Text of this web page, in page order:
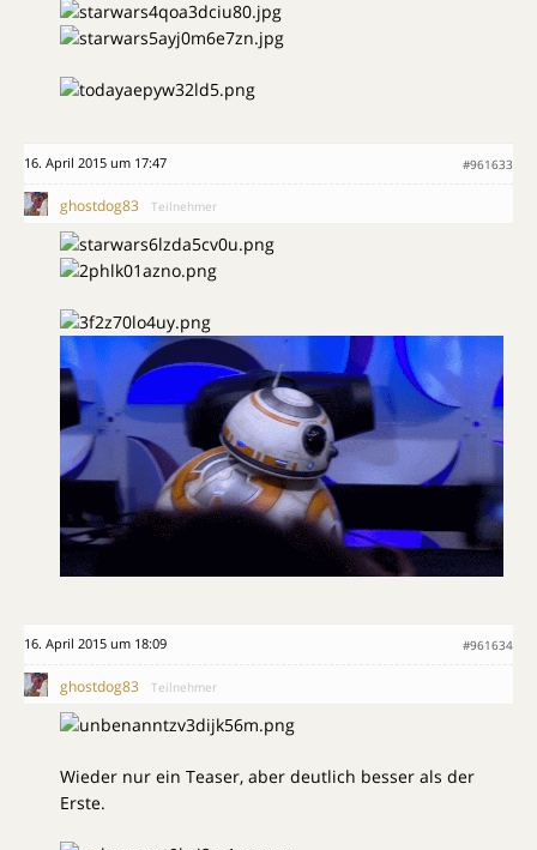
16. April 2015 um 17:47 #961633
ghostdog83 Teilnehmer
16. April 2015 um 18:09 #961634
ghostdog83 Teilnehmer
Wieder nur ein Teaser, aber deutlich besser als der
Erste.